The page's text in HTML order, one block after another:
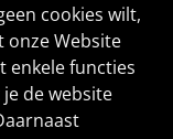
cookies wilt,
onze Website
enkele functies
de website